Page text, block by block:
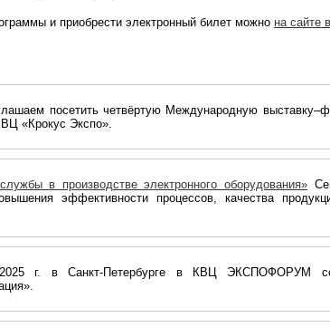
и приобрести электронный билет можно на сайте
посетить четвёртую Международную
«Крокус Экспо».
в производстве электронного оборудования»
эффективности процессов, качества
г. в Санкт-Петербурге в КВЦ ЭКСПОФОРУМ